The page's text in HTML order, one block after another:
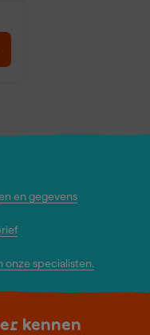
en gegevens
specialisten.
kennen